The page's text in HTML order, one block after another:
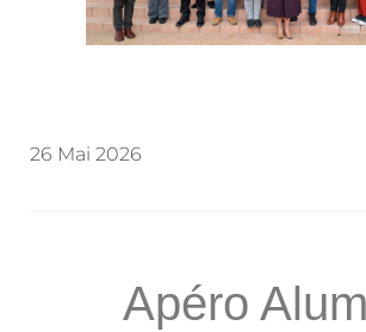
26 Mai 2026
Apéro